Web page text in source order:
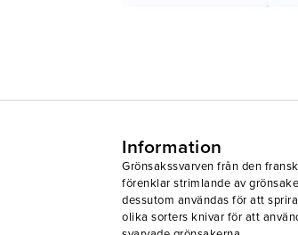
Information
Grönsakssvarven från den
förenklar strimlande av
dessutom användas för att
olika sorters knivar för att